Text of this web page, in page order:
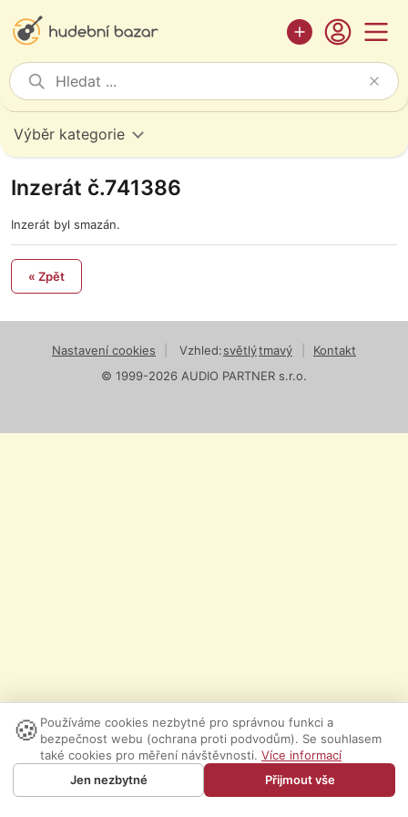
Výběr kategorie
Inzerát č.741386
Inzerát byl smazán.
« Zpět
Nastavení cookies Vzhled:světlýtmavý
Kontakt
© 1999-2026 AUDIO PARTNER s.r.o.
🍪 Používáme cookies nezbytné pro správnou funkci a
bezpečnost webu (ochrana proti podvodům). Se souhlasem
také cookies pro měření návštěvnosti. Více informací
Jen nezbytné
Přijmout vše